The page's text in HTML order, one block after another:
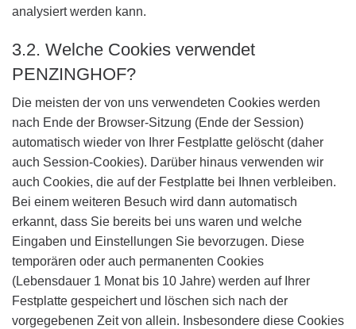
analysiert werden kann.
3.2. Welche Cookies verwendet
PENZINGHOF?
Die meisten der von uns verwendeten Cookies werden
nach Ende der Browser-Sitzung (Ende der Session)
automatisch wieder von Ihrer Festplatte gelöscht (daher
auch Session-Cookies). Darüber hinaus verwenden wir
auch Cookies, die auf der Festplatte bei Ihnen verbleiben.
Bei einem weiteren Besuch wird dann automatisch
erkannt, dass Sie bereits bei uns waren und welche
Eingaben und Einstellungen Sie bevorzugen. Diese
temporären oder auch permanenten Cookies
(Lebensdauer 1 Monat bis 10 Jahre) werden auf Ihrer
Festplatte gespeichert und löschen sich nach der
vorgegebenen Zeit von allein. Insbesondere diese Cookies